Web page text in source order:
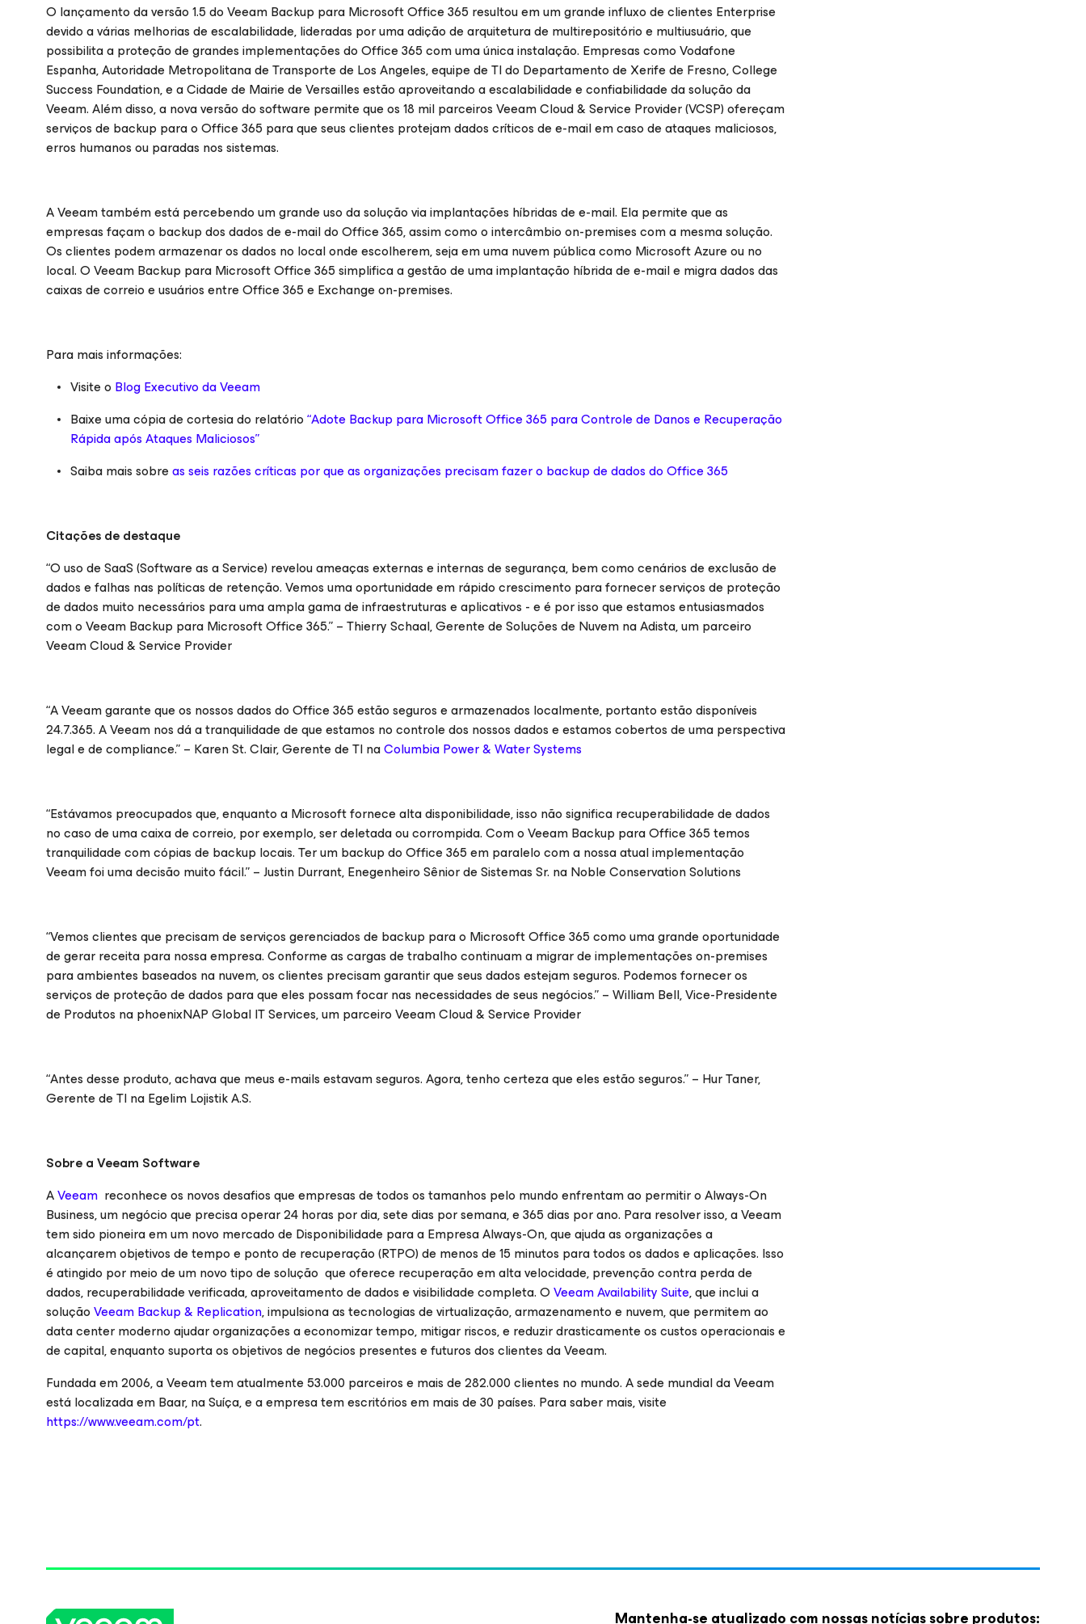
O lançamento da versão 1.5 do Veeam Backup paraMicrosoft Office 365 resultou em um grande influxo de clientes Enterprise
devido a várias melhorias de escalabilidade, lideradas por uma adição de arquitetura de multirepositório e multiusuário, que
possibilita a proteção de grandes implementações do Office 365 com uma única instalação. Empresas como Vodafone
Espanha, Autoridade Metropolitana de Transporte de Los Angeles, equipe de TI do Departamento de Xerife de Fresno, College
Success Foundation, e a Cidade de Mairie de Versailles estão aproveitando a escalabilidade e confiabilidade da solução da
Veeam. Além disso, a nova versão do software permite que os 18 mil parceiros Veeam Cloud & Service Provider (VCSP) ofereçam
serviços de backup para o Office 365 para que seus clientes protejam dados críticos de e-mail em caso de ataques maliciosos,
erros humanos ou paradas nos sistemas.
A Veeam também está percebendo um grande uso da solução via implantações híbridas de e-mail. Ela permite que as
empresas façam o backup dos dados de e-mail do Office 365, assim como o intercâmbio on-premises com a mesma solução.
Os clientes podem armazenar os dados no local onde escolherem, seja em uma nuvem pública como Microsoft Azure ou no
local. O Veeam Backup paraMicrosoft Office 365simplifica a gestão de uma implantação híbrida de e-mail e migra dados das
caixas de correio e usuários entre Office 365 e Exchange on-premises.
Para mais informações:
Visite o Blog Executivo da Veeam
Baixe uma cópia de cortesia do relatório“Adote Backup para Microsoft Office 365 para Controle de Danos e Recuperação
Rápida após Ataques Maliciosos”
Saiba mais sobreas seis razões críticas por que as organizações precisam fazer o backup de dados do Office 365
Citações de destaque
“O uso de SaaS (Software as a Service) revelou ameaças externas e internas de segurança, bem como cenários de exclusão de
dados e falhas nas políticas de retenção. Vemos uma oportunidade em rápido crescimento para fornecer serviços de proteção
de dados muito necessários para uma ampla gama de infraestruturas e aplicativos - e é por isso que estamos entusiasmados
com o Veeam Backup paraMicrosoft Office 365.” – Thierry Schaal, Gerente de Soluções de Nuvem na Adista, um parceiro
Veeam Cloud & Service Provider
“A Veeam garante que os nossos dados do Office 365 estão seguros e armazenados localmente, portanto estão disponíveis
24.7.365. A Veeam nos dá a tranquilidade de que estamos no controle dos nossos dados e estamos cobertos de uma perspectiva
legal e de compliance.” – Karen St. Clair, Gerente de TI naColumbia Power & Water Systems
“Estávamos preocupados que, enquanto a Microsoft fornece alta disponibilidade, isso não significa recuperabilidade de dados
no caso de uma caixa de correio, por exemplo, ser deletada ou corrompida. Com o Veeam Backup para Office 365 temos
tranquilidade com cópias de backup locais. Ter um backup do Office 365 em paralelo com a nossa atual implementação
Veeam foi uma decisão muito fácil.” – Justin Durrant, Enegenheiro Sênior de Sistemas Sr. na Noble Conservation Solutions
“Vemos clientes que precisam de serviços gerenciados de backup para o Microsoft Office 365 como uma grande oportunidade
de gerar receita para nossa empresa. Conforme as cargas de trabalho continuam a migrar de implementações on-premises
para ambientes baseados na nuvem, os clientes precisam garantir que seus dados estejam seguros. Podemos fornecer os
serviços de proteção de dados para que eles possam focar nas necessidades de seus negócios.” – William Bell, Vice-Presidente
de Produtos na phoenixNAP Global IT Services, um parceiro Veeam Cloud & Service Provider
“Antes desse produto, achava que meus e-mails estavam seguros. Agora, tenho certeza que eles estão seguros.” – Hur Taner,
Gerente de TI na Egelim Lojistik A.S.
Sobre a Veeam Software
AVeeam reconhece os novos desafios que empresas de todos os tamanhos pelo mundo enfrentam ao permitir o Always-On
Business, um negócio que precisa operar 24 horas por dia, sete dias por semana, e 365 dias por ano. Para resolver isso, a Veeam
tem sido pioneira em um novo mercado de Disponibilidade para a Empresa Always-On, que ajuda as organizações a
alcançarem objetivos de tempo e ponto de recuperação (RTPO) de menos de 15 minutos para todos os dados e aplicações. Isso
é atingido por meio de um novo tipo de solução que oferece recuperação em alta velocidade, prevenção contra perda de
dados, recuperabilidade verificada, aproveitamento de dados e visibilidade completa. OVeeam Availability Suite, que inclui a
soluçãoVeeam Backup & Replication, impulsiona as tecnologias de virtualização, armazenamento e nuvem, que permitem ao
data center moderno ajudar organizações a economizar tempo, mitigar riscos, e reduzir drasticamente os custos operacionais e
de capital, enquanto suporta os objetivos de negócios presentes e futuros dos clientes da Veeam.
Fundada em 2006, a Veeam tem atualmente 53.000 parceiros e mais de 282.000 clientes no mundo. A sede mundial da Veeam
está localizada em Baar, na Suíça, e a empresa tem escritórios em mais de 30 países. Para saber mais, visite
https://www.veeam.com/pt.
Mantenha-se atualizado com nossas notícias sobre produtos: